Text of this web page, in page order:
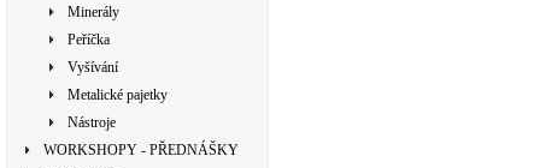
Minerály
Peříčka
Vyšívání
Metalické pajetky
Nástroje
WORKSHOPY - PŘEDNÁŠKY